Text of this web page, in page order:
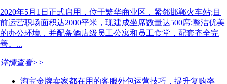
2020年5月1日正式启用，位于繁华商业区，紧邻邯郸火车站;目
前运营职场面积达2000平米，现建成坐席数量达500席;整洁优美
的办公环境，并配备酒店级员工公寓和员工食堂，配套齐全完
善。...
详情查看>>
淘宝金牌卖家都在用的客服外包运营技巧，提升复购率